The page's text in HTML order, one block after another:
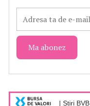
| Știri BVB